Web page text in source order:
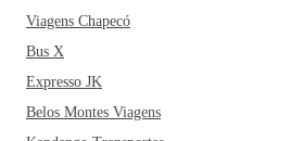
Viagens Chapecó
Bus X
Expresso JK
Belos Montes Viagens